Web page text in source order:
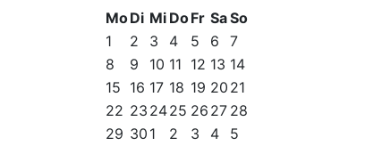
MoDi Mi DoFr SaSo
1
2 3 4 5 6
7
8
9 10 11 12 13 14
15 16 17 18 19 20 21
22 23 2425 26 27 28
29 30 1 2 3 4
5